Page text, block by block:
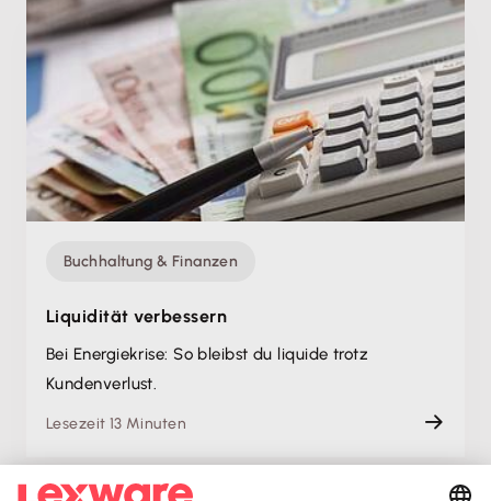
Buchhaltung & Finanzen
Liquidität verbessern
Bei Energiekrise: So bleibst du liquide trotz
Kundenverlust.
Lesezeit 13 Minuten